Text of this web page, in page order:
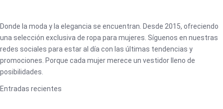
Donde la moda y la elegancia se encuentran. Desde 2015, ofreciendo
una selección exclusiva de ropa para mujeres. Síguenos en nuestras
redes sociales para estar al día con las últimas tendencias y
promociones. Porque cada mujer merece un vestidor lleno de
posibilidades.
Entradas recientes